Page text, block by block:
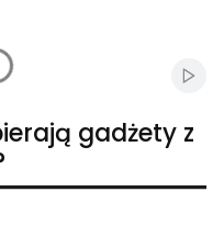
gadżety z